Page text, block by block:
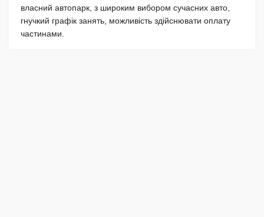
власний автопарк, з широким вибором сучасних авто,
гнучкий графік занять, можливість здійснювати оплату
частинами.